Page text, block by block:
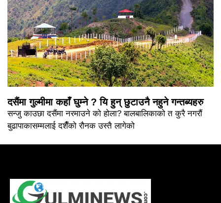
दसैंमा गुल्मीमा कहाँ घुम्ने ? यि हुन् छुटाउनै नहुने गन्तब्यहरु
सन्जु काउछा दसैंमा नरमाउने को होला? बालबालिकाको त कुरै नगरौं
बुढापाकासम्मलाई दशैँको रौनक उस्तै लागेको